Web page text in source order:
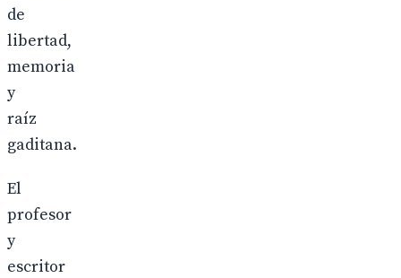
de
libertad,
memoria
y
raíz
gaditana.
El
profesor
y
escritor